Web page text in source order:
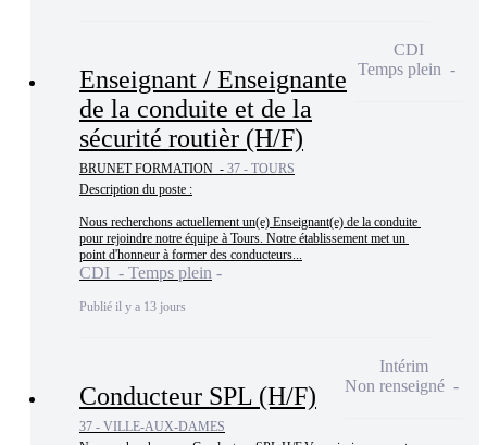
Enseignant / Enseignante
de la conduite et de la
sécurité routièr (H/F)
BRUNET FORMATION - 37 - TOURS
Description du poste :
Nous recherchons actuellement un(e) Enseignant(e) de la conduite
pour rejoindre notre équipe à Tours. Notre établissement met un
point d'honneur à former des conducteurs...
CDI - Temps plein
Publié il y a 13 jours
CDI
Temps plein
Conducteur SPL (H/F)
37 - VILLE-AUX-DAMES
Intérim
Non renseigné